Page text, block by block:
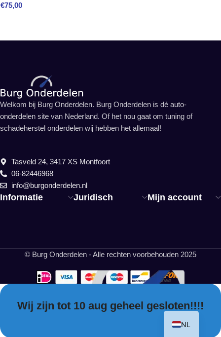
€75,00
Informatie Juridisch Mijn account
Welkom bij Burg Onderdelen. Burg Onderdelen is dé auto-
onderdelen site van Nederland. Of het nou gaat om tuning of
schadeherstel onderdelen wij hebben het allemaal!
Tasveld 24, 3417 XS Montfoort
06-82446968
info@burgonderdelen.nl
© Burg Onderdelen - Alle rechten voorbehouden 2025
Wij zijn tot 10 aug geheel gesloten!!!!
NL
EN